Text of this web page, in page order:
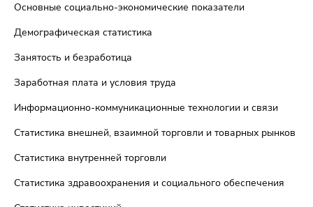
Основные социально-экономические показатели
Демографическая статистика
Занятость и безработица
Заработная плата и условия труда
Информационно-коммуникационные технологии и связи
Статистика внешней, взаимной торговли и товарных рынков
Статистика внутренней торговли
Статистика здравоохранения и социального обеспечения